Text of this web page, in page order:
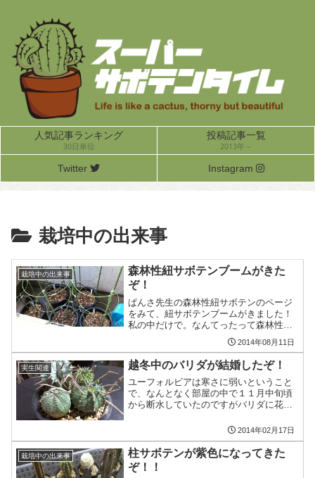
人気記事ランキング
30日単位
投稿記事一覧
2013年～
Twitter Instagram
栽培中の出来事
栽培中の出来事
森林性紐サボテンブームがきた
ぞ！
ぱんさ先生の森林性紐サボテンのページ
をみて、紐サボテンブームがきました！
私の中だけで。なんてったって森林性紐
サボテンは花が大きいのがいいですね！
まだ見たことないですけどね！というわ
けで早速を苗を手に入れたので、鉢増し
気味に植えました！赤玉土...
2014年08月11日
実生関連 越冬中のバリダが結婚したぞ！
ユーフォルビアは寒さに弱いということ
で、なんとなく部屋の中で１１月中旬頃
から断水していたのですがバリダに花が
うど雄雌！ユーフォルビア/バリダお父さ
ん（右下）ユーフォルビア/バリダお母さ
んというわけで結婚で...
2014年02月17日
栽培中の出来事
柱サボテンが紫色になってきた
ぞ！！